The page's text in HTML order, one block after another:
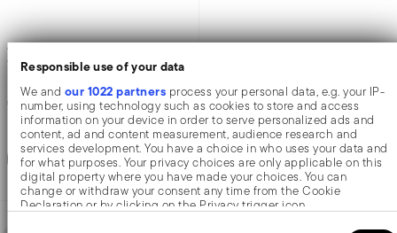
Responsible use of your data
We and our 1022 partnersprocess your personal data, e.g. your IP-
number, using technology such as cookies to store and access
information on your device in order to serve personalized ads and
content, ad and content measurement, audience research and
services development. You have a choice in who uses your data and
for what purposes. Your privacy choices are only applicable on this
digital property where you have made your choices. You can
change or withdraw your consent any time from the Cookie
Declaration or by clicking on the Privacy trigger icon.
ACCIAIO INOX
ACCIAIO MIRROR
€ 40,50
Aggiungi
€ 7,45Price reduced from
€ 14,90to
Prezzo migliore in 30 giorni:€ 14,90
Aggiungi